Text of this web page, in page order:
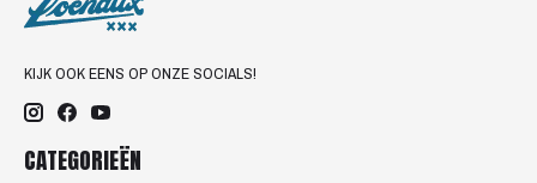
KIJK OOK EENS OP ONZE SOCIALS!
CATEGORIEËN